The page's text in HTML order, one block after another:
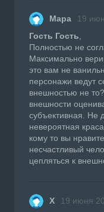
Мара 19
Гость Гость
Полностью не
Максимально
это вам не
персонажи ведут
внешностью не
внешности
субъективная. Не
невероятная
кому то вы
несчастливый
цепляться к
Х 19 июня